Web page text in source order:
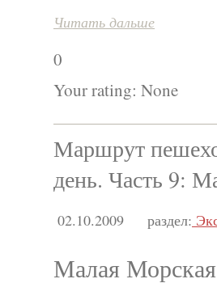
Читать дальше
0
Your rating: None
Маршрут
день. Часть 9:
02.10.2009 раздел:
Малая